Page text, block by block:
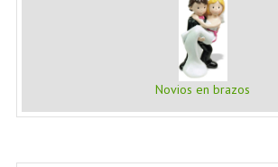
Novios en brazos